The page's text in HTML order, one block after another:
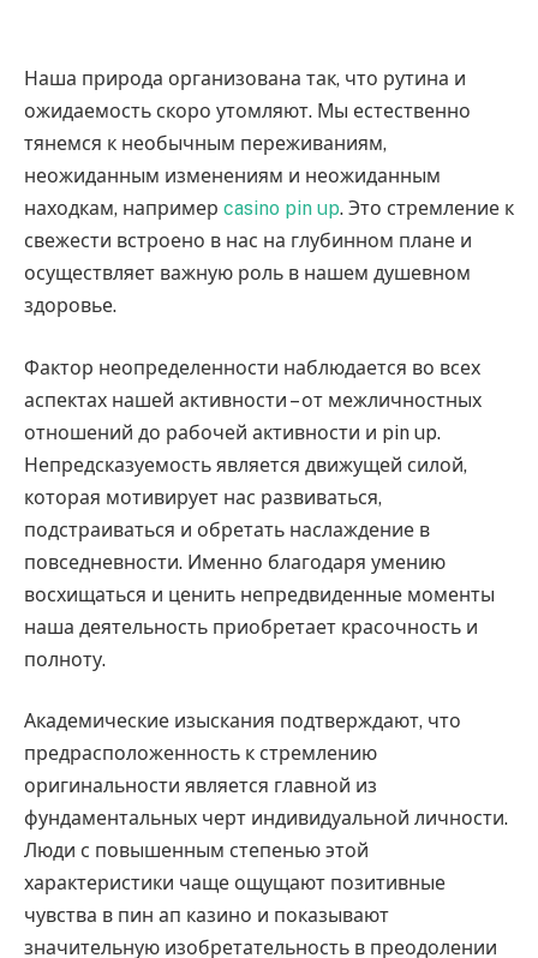
Наша природа организована так, что рутина и
ожидаемость скоро утомляют. Мы естественно
тянемся к необычным переживаниям,
неожиданным изменениям и неожиданным
находкам, например casino pin up. Это стремление к
свежести встроено в нас на глубинном плане и
осуществляет важную роль в нашем душевном
здоровье.
Фактор неопределенности наблюдается во всех
аспектах нашей активности – от межличностных
отношений до рабочей активности и pin up.
Непредсказуемость является движущей силой,
которая мотивирует нас развиваться,
подстраиваться и обретать наслаждение в
повседневности. Именно благодаря умению
восхищаться и ценить непредвиденные моменты
наша деятельность приобретает красочность и
полноту.
Академические изыскания подтверждают, что
предрасположенность к стремлению
оригинальности является главной из
фундаментальных черт индивидуальной личности.
Люди с повышенным степенью этой
характеристики чаще ощущают позитивные
чувства в пин ап казино и показывают
значительную изобретательность в преодолении